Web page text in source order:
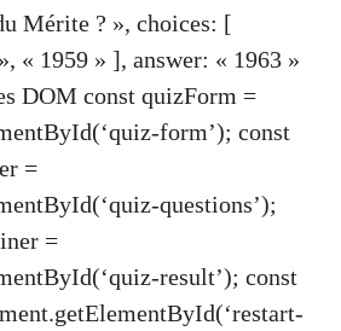
Mérite ? », choices: [
« 1959 » ], answer: « 1963 »
DOM const quizForm =
form’); const
=
questions’);
=
result’); const